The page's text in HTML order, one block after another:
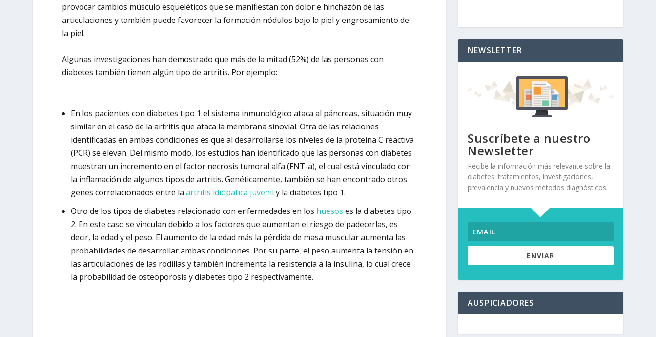
provocar cambios músculo esqueléticos que se manifiestan con dolor e hinchazón de las
articulaciones y también puede favorecer la formación nódulos bajo la piel y engrosamiento de
la piel.
Algunas investigaciones han demostrado que más de la mitad (52%) de las personas con
diabetes también tienen algún tipo de artritis. Por ejemplo:
En los pacientes con diabetes tipo 1 el sistema inmunológico ataca al páncreas, situación muy
similar en el caso de la artritis que ataca la membrana sinovial. Otra de las relaciones
identificadas en ambas condiciones es que al desarrollarse los niveles de la proteína C reactiva
(PCR) se elevan. Del mismo modo, los estudios han identificado que las personas con diabetes
muestran un incremento en el factor necrosis tumoral alfa (FNT-a), el cual está vinculado con
la inflamación de algunos tipos de artritis. Genéticamente, también se han encontrado otros
genes correlacionados entre laartritis idiopática juvenil y la diabetes tipo 1.
Otro de los tipos de diabetes relacionado con enfermedades en los huesos es la diabetes tipo
2. En este caso se vinculan debido a los factores que aumentan el riesgo de padecerlas, es
decir, la edad y el peso. El aumento de la edad más la pérdida de masa muscular aumenta las
probabilidades de desarrollar ambas condiciones. Por su parte, el peso aumenta la tensión en
las articulaciones de las rodillas y también incrementa la resistencia a la insulina, lo cual crece
la probabilidad de osteoporosis y diabetes tipo 2 respectivamente.
NEWSLETTER
Suscríbete a nuestro
Newsletter
Recibe la información más relevante sobre la
diabetes: tratamientos, investigaciones,
prevalencia y nuevos métodos diagnósticos.
ENVIAR
AUSPICIADORES